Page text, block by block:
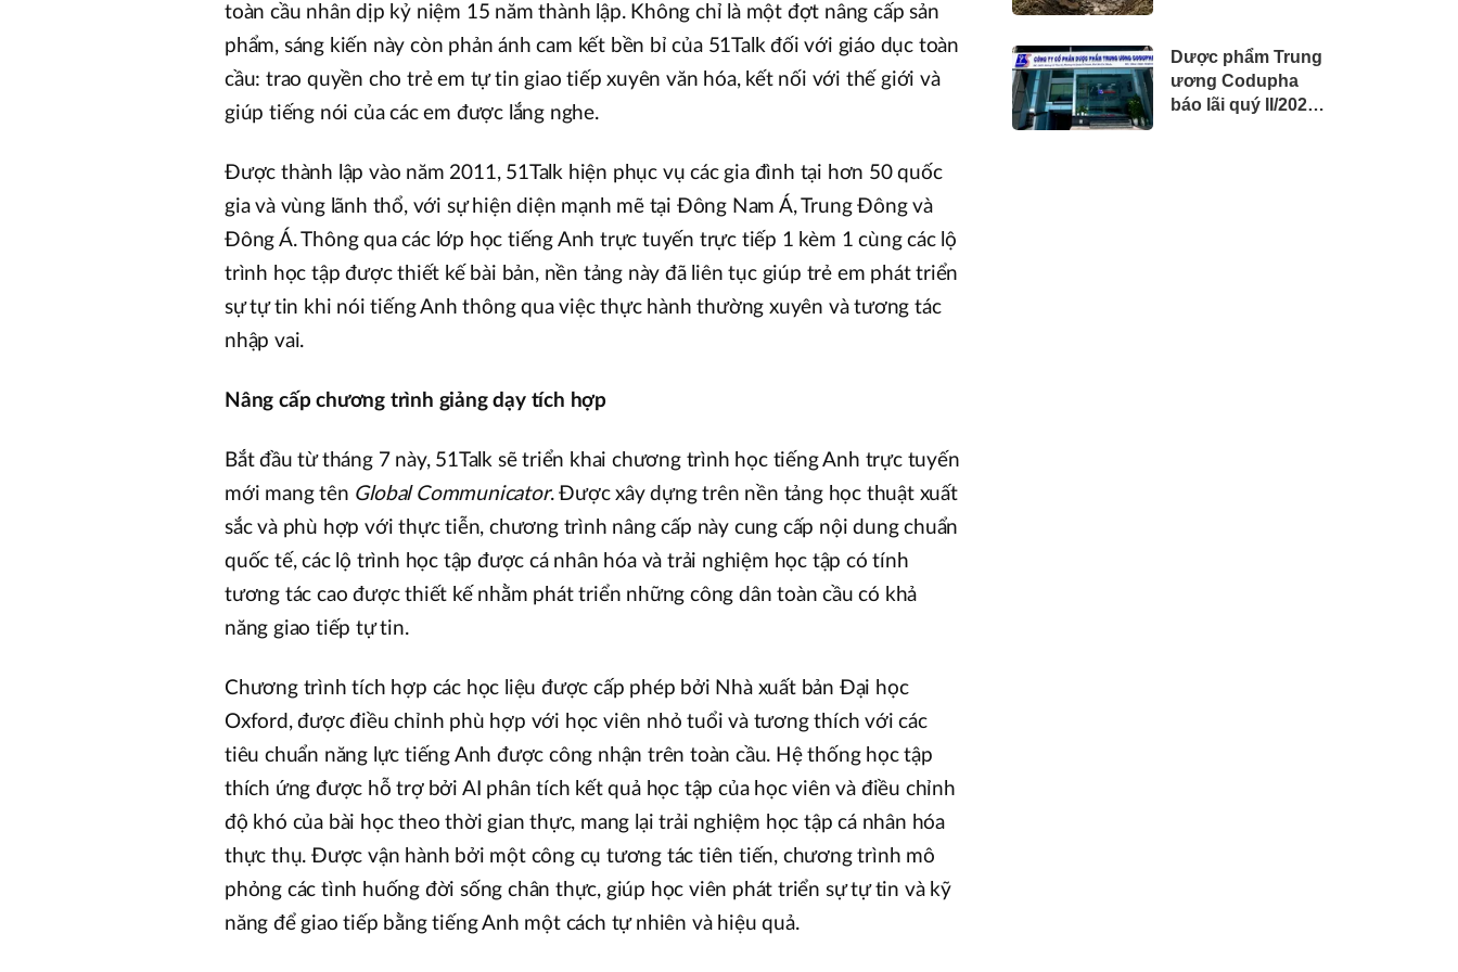
toàn cầu nhân dịp kỷ niệm 15 năm thành lập. Không chỉ là một đợt nâng cấp sản
phẩm, sáng kiến này còn phản ánh cam kết bền bỉ của 51Talk đối với giáo dục toàn
cầu: trao quyền cho trẻ em tự tin giao tiếp xuyên văn hóa, kết nối với thế giới và
giúp tiếng nói của các em được lắng nghe.
Được thành lập vào năm 2011, 51Talk hiện phục vụ các gia đình tại hơn 50 quốc
gia và vùng lãnh thổ, với sự hiện diện mạnh mẽ tại Đông Nam Á, Trung Đông và
Đông Á. Thông qua các lớp học tiếng Anh trực tuyến trực tiếp 1 kèm 1 cùng các lộ
trình học tập được thiết kế bài bản, nền tảng này đã liên tục giúp trẻ em phát triển
sự tự tin khi nói tiếng Anh thông qua việc thực hành thường xuyên và tương tác
nhập vai.
Nâng cấp chương trình giảng dạy tích hợp
Bắt đầu từ tháng 7 này, 51Talk sẽ triển khai chương trình học tiếng Anh trực tuyến
mới mang tên Global Communicator. Được xây dựng trên nền tảng học thuật xuất
sắc và phù hợp với thực tiễn, chương trình nâng cấp này cung cấp nội dung chuẩn
quốc tế, các lộ trình học tập được cá nhân hóa và trải nghiệm học tập có tính
tương tác cao được thiết kế nhằm phát triển những công dân toàn cầu có khả
năng giao tiếp tự tin.
Chương trình tích hợp các học liệu được cấp phép bởi Nhà xuất bản Đại học
Oxford, được điều chỉnh phù hợp với học viên nhỏ tuổi và tương thích với các
tiêu chuẩn năng lực tiếng Anh được công nhận trên toàn cầu. Hệ thống học tập
thích ứng được hỗ trợ bởi AI phân tích kết quả học tập của học viên và điều chỉnh
độ khó của bài học theo thời gian thực, mang lại trải nghiệm học tập cá nhân hóa
thực thụ. Được vận hành bởi một công cụ tương tác tiên tiến, chương trình mô
phỏng các tình huống đời sống chân thực, giúp học viên phát triển sự tự tin và kỹ
năng để giao tiếp bằng tiếng Anh một cách tự nhiên và hiệu quả.
suốt 1.500 năm -
giá trị tương
đương 63 tỷ đồng
Dược phẩm Trung
ương Codupha
báo lãi quý II/2026